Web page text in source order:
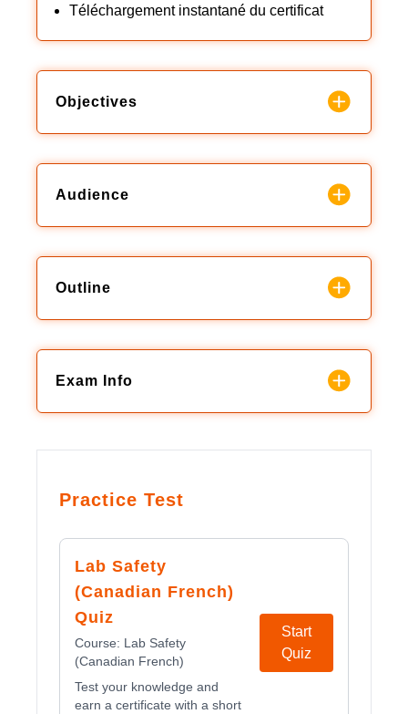
Téléchargement instantané du certificat
Objectives
Audience
Outline
Exam Info
Practice Test
Lab Safety
(Canadian French)
Quiz
Course: Lab Safety
(Canadian French)
Test your knowledge and
earn a certificate with a short
Start
Quiz